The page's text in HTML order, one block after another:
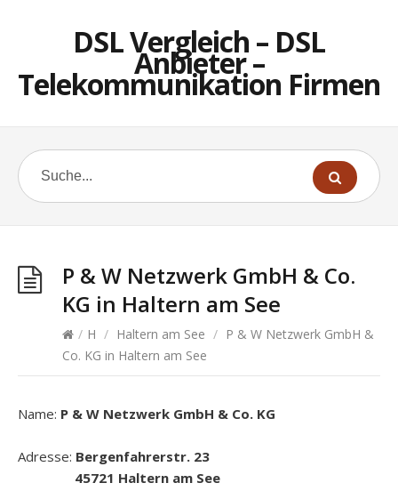
DSL Vergleich – DSL
Anbieter –
Telekommunikation Firmen
P & W Netzwerk GmbH & Co.
KG in Haltern am See
/ H / Haltern am See / P & W Netzwerk GmbH &
Co. KG in Haltern am See
Name: P & W Netzwerk GmbH & Co. KG
Adresse: Bergenfahrerstr. 23
45721 Haltern am See